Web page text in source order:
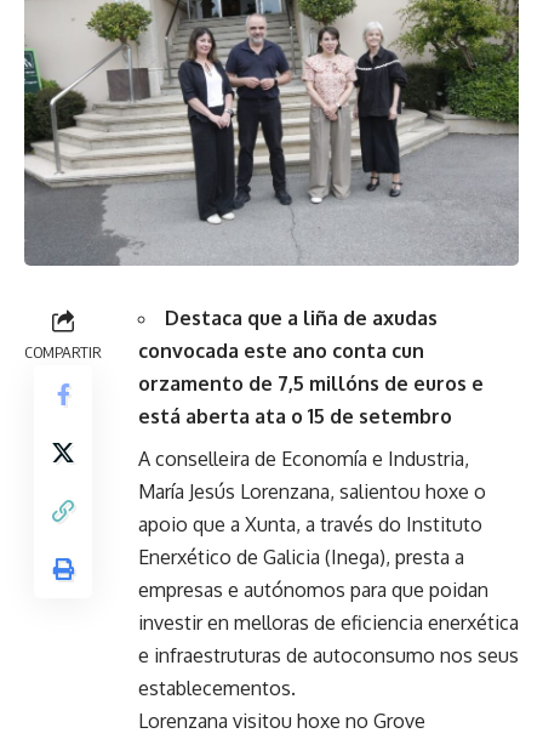
COMPARTIR
Destaca que a liña de axudas
convocada este ano conta cun
orzamento de 7,5 millóns de euros e
está aberta ata o 15 de setembro
A conselleira de Economía e Industria,
María Jesús Lorenzana, salientou hoxe o
apoio que a Xunta, a través do Instituto
Enerxético de Galicia (Inega), presta a
empresas e autónomos para que poidan
investir en melloras de eficiencia enerxética
e infraestruturas de autoconsumo nos seus
establecementos.
Lorenzana visitou hoxe no Grove